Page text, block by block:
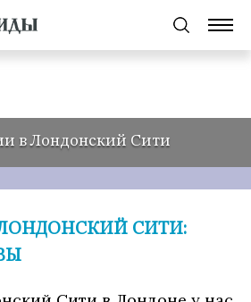
в Лондонский Сити
СИТИ: